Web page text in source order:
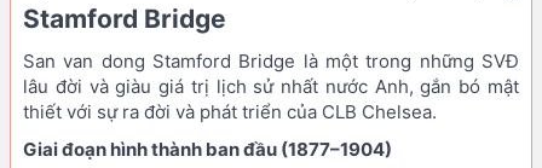
Stamford Bridge
San van dong Stamford Bridge là một trong những SVĐ
lâu đời và giàu giá trị lịch sử nhất nước Anh, gắn bó mật
thiết với sự ra đời và phát triển của CLB Chelsea.
Giai đoạn hình thành ban đầu (1877–1904)